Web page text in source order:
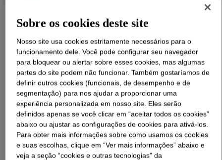
O que éEVOQUE™ 2360 DS Polymer?
Sobre os cookies deste site
Nosso site usa cookies estritamente necessários para o
funcionamento dele. Você pode configurar seu navegador
para bloquear ou alertar sobre esses cookies, mas algumas
partes do site podem não funcionar. Também gostaríamos de
definir outros cookies (funcionais, de desempenho e de
segmentação) para nos ajudar a proporcionar uma
experiência personalizada em nosso site. Eles serão
definidos apenas se você clicar em “aceitar todos os cookies”
abaixo ou ajustar as configurações de cookies para ativá-los.
Para obter mais informações sobre como usamos os cookies
e suas escolhas, clique em “Ver mais informações” abaixo e
veja a seção “cookies e outras tecnologias” da